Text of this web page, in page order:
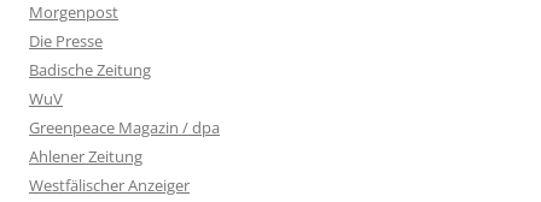
Morgenpost
Die Presse
Badische Zeitung
WuV
Greenpeace Magazin / dpa
Ahlener Zeitung
Westfälischer Anzeiger